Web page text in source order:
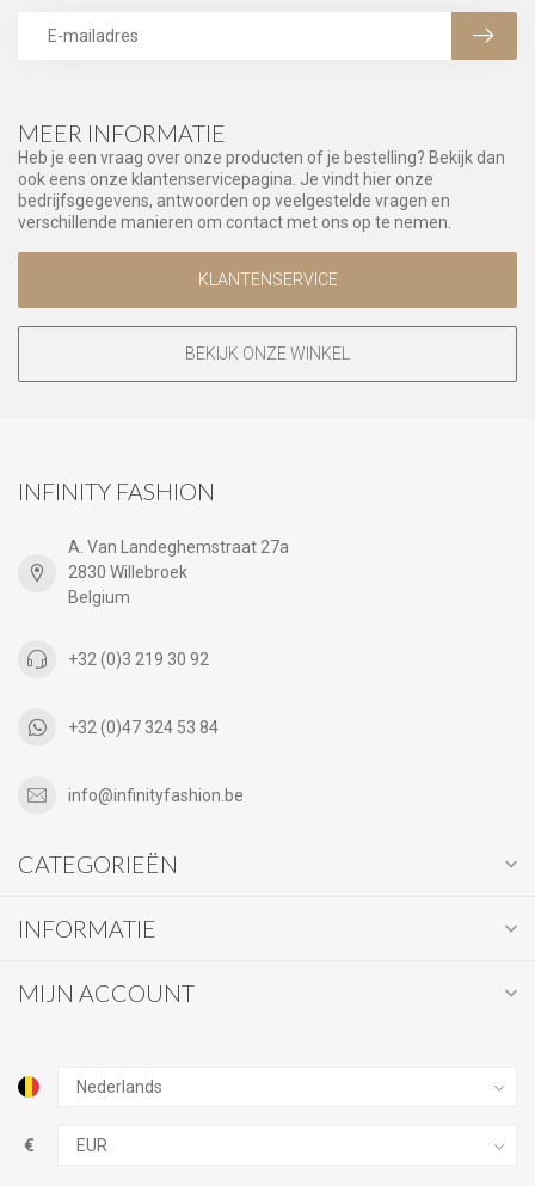
MEER INFORMATIE
Heb je een vraag over onze producten of je bestelling? Bekijk dan
ook eens onze klantenservicepagina. Je vindt hier onze
bedrijfsgegevens, antwoorden op veelgestelde vragen en
verschillende manieren om contact met ons op te nemen.
KLANTENSERVICE
BEKIJK ONZE WINKEL
INFINITY FASHION
A. Van Landeghemstraat 27a
2830 Willebroek
Belgium
+32 (0)3 219 30 92
+32 (0)47 324 53 84
info@infinityfashion.be
CATEGORIEËN
INFORMATIE
MIJN ACCOUNT
€